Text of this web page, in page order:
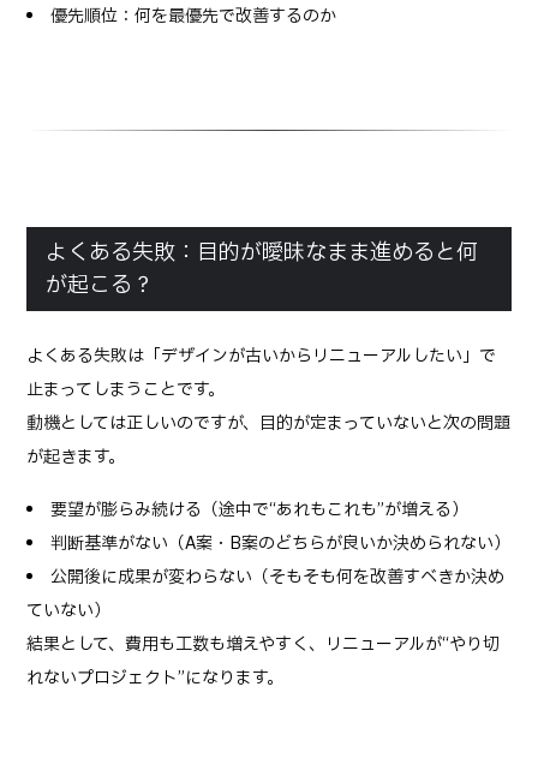
優先順位：何を最優先で改善するのか
よくある失敗：目的が曖昧なまま進めると何
が起こる？
よくある失敗は「デザインが古いからリニューアルしたい」で
止まってしまうことです。
動機としては正しいのですが、目的が定まっていないと次の問題
が起きます。
要望が膨らみ続ける（途中で“あれもこれも”が増える）
判断基準がない（A案・B案のどちらが良いか決められない）
公開後に成果が変わらない（そもそも何を改善すべきか決め
ていない）
結果として、費用も工数も増えやすく、リニューアルが“やり切
れないプロジェクト”になります。